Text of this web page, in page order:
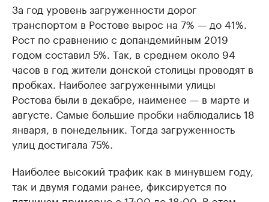
За год уровень загруженности дорог
транспортом в Ростове вырос на 7% — до 41%.
Рост по сравнению с допандемийным 2019
годом составил 5%. Так, в среднем около 94
часов в год жители донской столицы проводят в
пробках. Наиболее загруженными улицы
Ростова были в декабре, наименее — в марте и
августе. Самые большие пробки наблюдались 18
января, в понедельник. Тогда загруженность
улиц достигала 75%.
Наиболее высокий трафик как в минувшем году,
так и двумя годами ранее, фиксируется по